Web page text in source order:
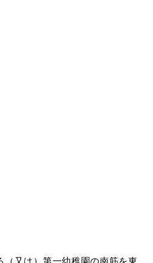
又は）第一幼稚園の南筋を東